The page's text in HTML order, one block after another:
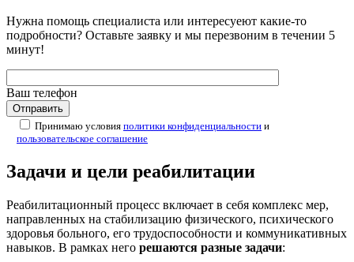
Нужна помощь специалиста или интересуеют какие-то
подробности? Оставьте заявку и мы перезвоним в течении 5
минут!
Ваш телефон
Принимаю условия политики конфиденциальности и
пользовательское соглашение
Задачи и цели реабилитации
Реабилитационный процесс включает в себя комплекс мер,
направленных на стабилизацию физического, психического
здоровья больного, его трудоспособности и коммуникативных
навыков. В рамках него решаются разные задачи: